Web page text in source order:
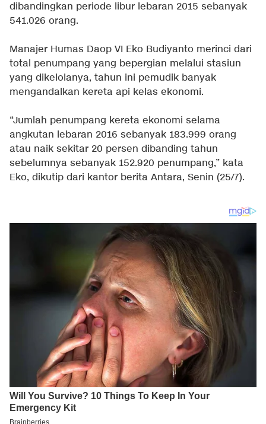
dibandingkan periode libur lebaran 2015 sebanyak
541.026 orang.
Manajer Humas Daop VI Eko Budiyanto merinci dari
total penumpang yang bepergian melalui stasiun
yang dikelolanya, tahun ini pemudik banyak
mengandalkan kereta api kelas ekonomi.
“Jumlah penumpang kereta ekonomi selama
angkutan lebaran 2016 sebanyak 183.999 orang
atau naik sekitar 20 persen dibanding tahun
sebelumnya sebanyak 152.920 penumpang,” kata
Eko, dikutip dari kantor berita Antara, Senin (25/7).